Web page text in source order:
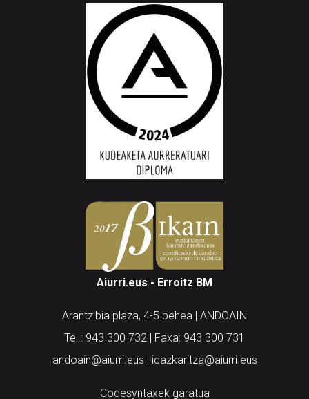
Aiurri.eus - Erroitz BM
Arantzibia plaza, 4-5 behea | ANDOAIN
Tel.: 943 300 732 | Faxa: 943 300 731
andoain@aiurri.eus | idazkaritza@aiurri.eus
Codesyntaxek garatua